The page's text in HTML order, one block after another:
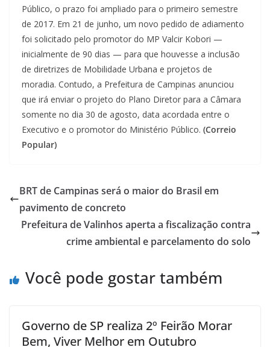
Público, o prazo foi ampliado para o primeiro semestre
de 2017. Em 21 de junho, um novo pedido de adiamento
foi solicitado pelo promotor do MP Valcir Kobori —
inicialmente de 90 dias — para que houvesse a inclusão
de diretrizes de Mobilidade Urbana e projetos de
moradia. Contudo, a Prefeitura de Campinas anunciou
que irá enviar o projeto do Plano Diretor para a Câmara
somente no dia 30 de agosto, data acordada entre o
Executivo e o promotor do Ministério Público. (Correio
Popular)
BRT de Campinas será o maior do Brasil em
pavimento de concreto
Prefeitura de Valinhos aperta a fiscalização contra
crime ambiental e parcelamento do solo
Você pode gostar também
Governo de SP realiza 2º Feirão Morar
Bem, Viver Melhor em Outubro